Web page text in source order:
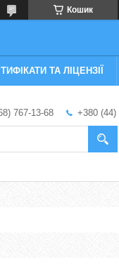
Кошик
ТА ЛІЦЕНЗІЇ
767-13-68 +380 (44)